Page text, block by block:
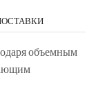
объемным